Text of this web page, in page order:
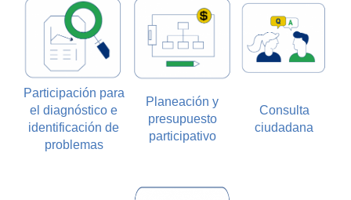
Participación para
el diagnóstico e
identificación de
problemas
Planeación y
presupuesto
participativo
Consulta
ciudadana